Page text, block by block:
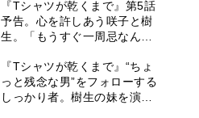
演歌歌手・市川由紀乃「更年
期かと思ったら〈卵巣がん〉
だった。９ヵ月の闘病を経て
紙を今も支えに」【2026上半
期BEST】
＜3人って誰のこと？＞『Tシ
ャツが乾くまで』水族館で咲
子が放った〈何気ない一言〉